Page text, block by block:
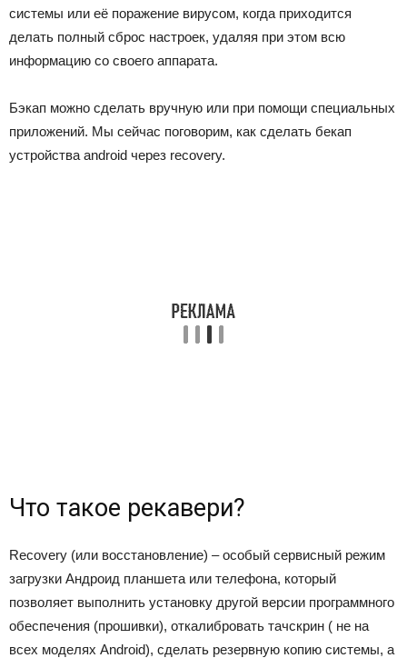
системы или её поражение вирусом, когда приходится
делать полный сброс настроек, удаляя при этом всю
информацию со своего аппарата.
Бэкап можно сделать вручную или при помощи специальных
приложений. Мы сейчас поговорим, как сделать бекап
устройства android через recovery.
Что такое рекавери?
Recovery (или восстановление) – особый сервисный режим
загрузки Андроид планшета или телефона, который
позволяет выполнить установку другой версии программного
обеспечения (прошивки), откалибровать тачскрин ( не на
всех моделях Android), сделать резервную копию системы, а